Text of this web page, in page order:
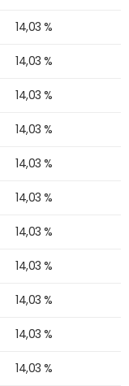
14,03 %
14,03 %
14,03 %
14,03 %
14,03 %
14,03 %
14,03 %
14,03 %
14,03 %
14,03 %
14,03 %